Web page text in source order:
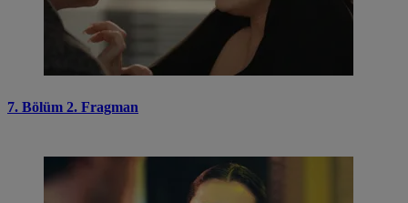
7. Bölüm 2. Fragman